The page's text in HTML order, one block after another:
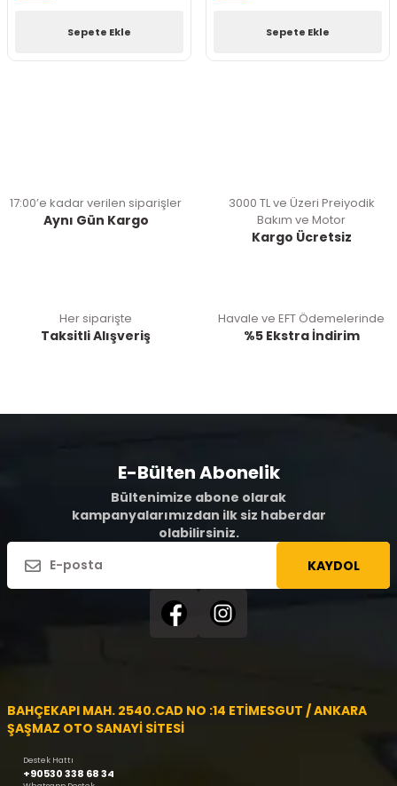
Sepete Ekle Sepete Ekle
17:00’e kadar verilen siparişler
Aynı Gün Kargo
3000 TL ve Üzeri Preiyodik
Bakım ve Motor
Kargo Ücretsiz
Her siparişte
Taksitli Alışveriş
Havale ve EFT Ödemelerinde
%5 Ekstra İndirim
E-Bülten Abonelik
Bültenimize abone olarak
kampanyalarımızdan ilk siz haberdar
olabilirsiniz.
KAYDOL
BAHÇEKAPI MAH. 2540.CAD NO :14 ETİMESGUT / ANKARA
ŞAŞMAZ OTO SANAYİ SİTESİ
Destek Hattı
+90530 338 68 34